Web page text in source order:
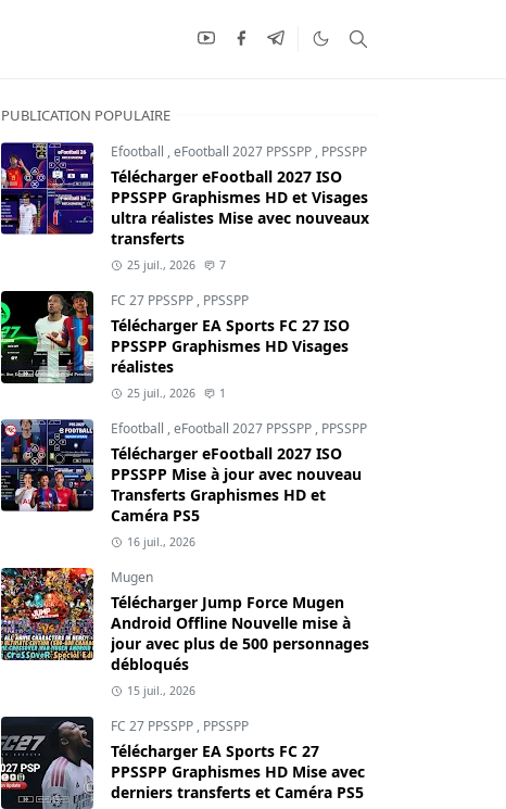
PUBLICATION POPULAIRE
Efootball ,eFootball 2027 PPSSPP , PPSSPP
Télécharger eFootball 2027 ISO
PPSSPP Graphismes HD et Visages
ultra réalistes Mise avec nouveaux
transferts
25 juil., 2026 7
FC 27 PPSSPP , PPSSPP
Télécharger EA Sports FC 27 ISO
PPSSPP Graphismes HD Visages
réalistes
25 juil., 2026 1
Efootball ,eFootball 2027 PPSSPP , PPSSPP
Télécharger eFootball 2027 ISO
PPSSPP Mise à jour avec nouveau
Transferts Graphismes HD et
Caméra PS5
16 juil., 2026
Mugen
Télécharger Jump Force Mugen
Android Offline Nouvelle mise à
jour avec plus de 500 personnages
débloqués
15 juil., 2026
FC 27 PPSSPP , PPSSPP
Télécharger EA Sports FC 27
PPSSPP Graphismes HD Mise avec
derniers transferts et Caméra PS5